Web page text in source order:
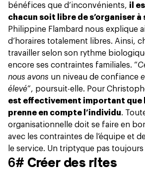
bénéfices que d’inconvénients, il
chacun soit libre de s’organiser à
Philippine Flambard nous explique
d’horaires totalement libres. Ainsi,
travailler selon son rythme
encore ses contraintes familiales. “
nous avons un niveau de confiance
élevé”, poursuit-elle. Pour
est effectivement important que
prenne en compte l’individu.
organisationnelle doit se faire en
avec les contraintes de l’équipe et
le service. Un triptyque pas toujours
6# Créer des rites